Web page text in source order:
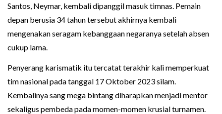
Santos, Neymar, kembali dipanggil masuk timnas. Pemain
depan berusia 34 tahun tersebut akhirnya kembali
mengenakan seragam kebanggaan negaranya setelah absen
cukup lama.
Penyerang karismatik itu tercatat terakhir kali memperkuat
tim nasional pada tanggal 17 Oktober 2023 silam.
Kembalinya sang mega bintang diharapkan menjadi mentor
sekaligus pembeda pada momen-momen krusial turnamen.